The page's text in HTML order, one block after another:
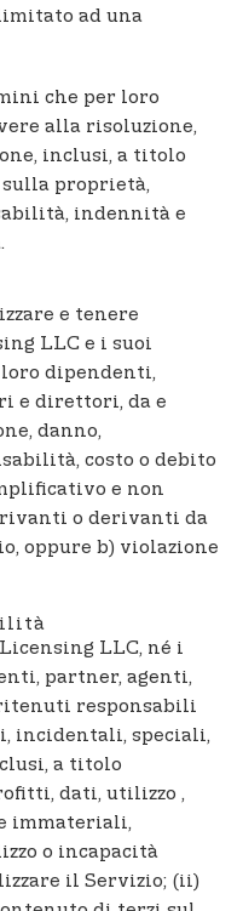
ad una
che per loro
alla risoluzione,
inclusi, a titolo
proprietà,
indennità e
e tenere
LLC e i suoi
dipendenti,
e direttori, da e
danno,
costo o debito
e non
o derivanti da
oppure b) violazione
LLC, né i
partner, agenti,
responsabili
incidentali, speciali,
a titolo
dati, utilizzo ,
immateriali,
o incapacità
il Servizio; (ii)